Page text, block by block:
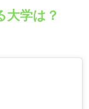
大学は？